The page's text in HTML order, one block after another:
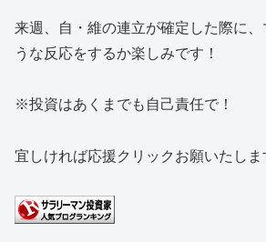
来週、自・維の連立が確定した際に
うな反応をするか楽しみです！
※投資はあくまでも自己責任で！
宜しければ応援クリックお願いたしま